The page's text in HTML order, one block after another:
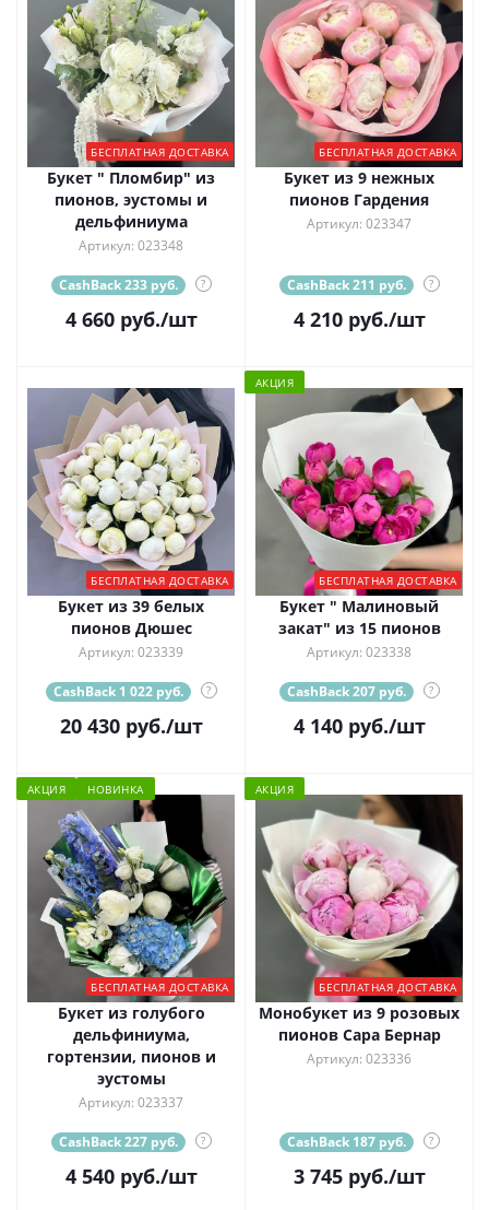
БЕСПЛАТНАЯ ДОСТАВКА
Букет " Пломбир" из
пионов, эустомы и
дельфиниума
Артикул: 023348
CashBack 233 руб. ?
4 660руб./шт
БЕСПЛАТНАЯ ДОСТАВКА
Букет из 9 нежных
пионов Гардения
Артикул: 023347
CashBack 211 руб. ?
4 210руб./шт
БЕСПЛАТНАЯ ДОСТАВКА
Букет из 39 белых
пионов Дюшес
Артикул: 023339
CashBack 1 022 руб. ?
20 430руб./шт
АКЦИЯ
БЕСПЛАТНАЯ ДОСТАВКА
Букет " Малиновый
закат" из 15 пионов
Артикул: 023338
CashBack 207 руб. ?
4 140руб./шт
АКЦИЯ НОВИНКА
БЕСПЛАТНАЯ ДОСТАВКА
Букет из голубого
дельфиниума,
гортензии, пионов и
эустомы
Артикул: 023337
CashBack 227 руб. ?
4 540руб./шт
АКЦИЯ
БЕСПЛАТНАЯ ДОСТАВКА
Монобукет из 9 розовых
пионов Сара Бернар
Артикул: 023336
CashBack 187 руб. ?
3 745руб./шт